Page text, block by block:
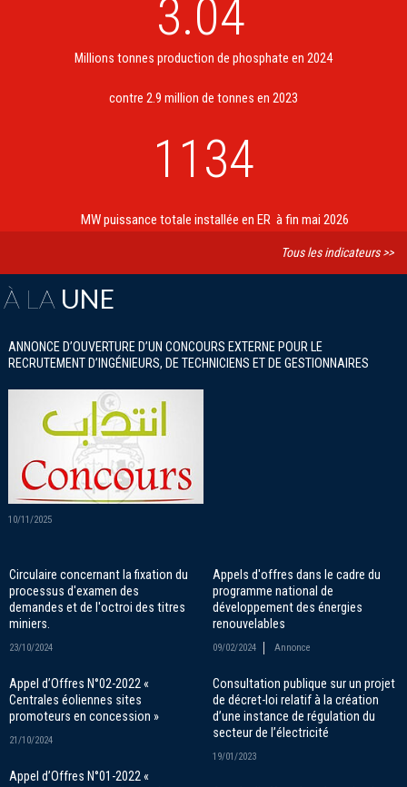
3.04
Millions tonnes production de phosphate en 2024
contre 2.9 million de tonnes en 2023
1134
MW puissance totale installée en ER à fin mai 2026
Tous les indicateurs >>
À LA UNE
ANNONCE D’OUVERTURE D’UN CONCOURS EXTERNE POUR LE
RECRUTEMENT D’INGÉNIEURS, DE TECHNICIENS ET DE GESTIONNAIRES
10/11/2025
Circulaire concernant la fixation du
processus d'examen des
demandes et de l'octroi des titres
miniers.
23/10/2024
Appel d’Offres N°02-2022 «
Centrales éoliennes sites
promoteurs en concession »
21/10/2024
Appel d’Offres N°01-2022 «
Appels d'offres dans le cadre du
programme national de
développement des énergies
renouvelables
09/02/2024 Annonce
Consultation publique sur un projet
de décret-loi relatif à la création
d’une instance de régulation du
secteur de l’électricité
19/01/2023